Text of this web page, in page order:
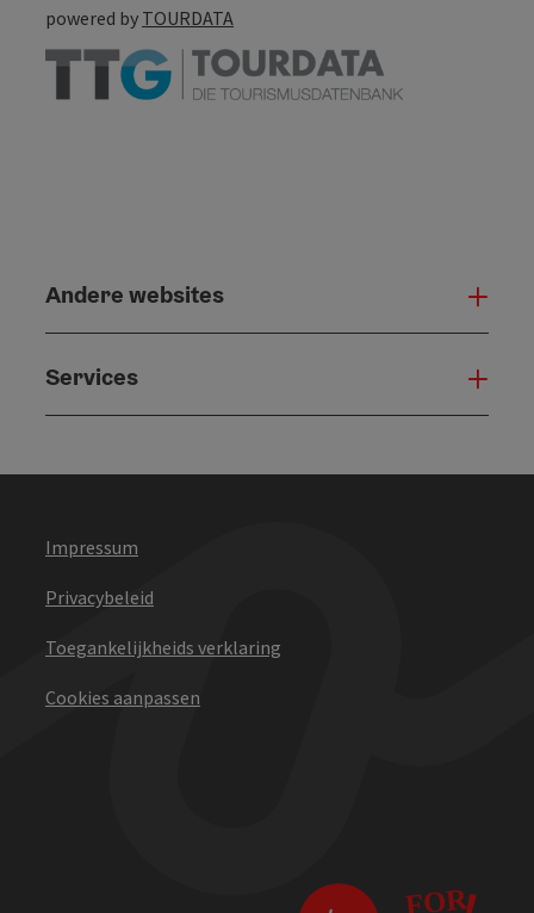
powered by TOURDATA
Andere websites
Services
Impressum
Privacybeleid
Toegankelijkheids verklaring
Cookies aanpassen